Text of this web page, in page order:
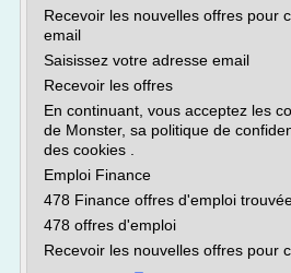
Recevoir les nouvelles offres pour
email
Saisissez votre adresse email
Recevoir les offres
En continuant, vous acceptez les
de Monster, sa politique de
des cookies .
Emploi Finance
478 Finance offres d'emploi
478 offres d'emploi
Recevoir les nouvelles offres pour